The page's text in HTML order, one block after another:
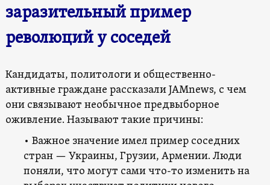
заразительный пример
революций у соседей
Кандидаты, политологи и общественно-
активные граждане рассказали JAMnews, с чем
они связывают необычное предвыборное
оживление. Называют такие причины:
• Важное значение имел пример соседних
стран — Украины, Грузии, Армении. Люди
поняли, что могут сами что-то изменитьна